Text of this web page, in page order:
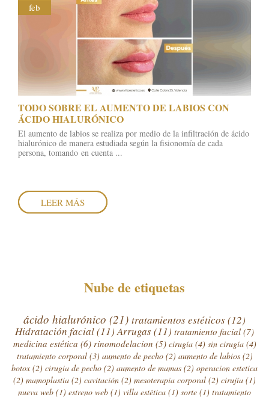
feb
​TODO SOBRE EL AUMENTO DE LABIOS CON
ÁCIDO HIALURÓNICO
El aumento de labios se realiza por medio de la infiltración de ácido
hialurónico de manera estudiada según la fisionomía de cada
persona, tomando en cuenta ...
LEER MÁS
Nube de etiquetas
ácido hialurónico (21) tratamientos estéticos(12)
Hidratación facial(11) Arrugas(11) tratamiento facial (7)
medicina estética (6) rinomodelacion (5) cirugía (4) sin cirugía (4)
tratamiento corporal (3) aumento de pecho (2) aumento de labios (2)
botox (2) cirugia de pecho (2) aumento de mamas (2) operacion estetica
(2) mamoplastia (2) cavitación (2) mesoterapia corporal (2) cirujía (1)
nueva web (1) estreno web (1) villa estética (1) sorte (1) tratamiento